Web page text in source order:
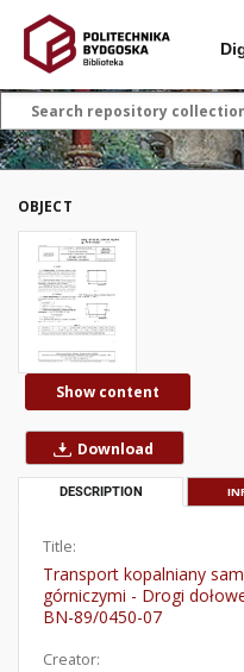
OBJECT
Show content
Download
DESCRIPTION
Title:
Transport kopalniany
górniczymi - Drogi
BN-89/0450-07
Creator: